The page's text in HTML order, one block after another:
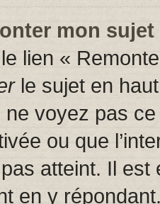
mon sujet
lien «
le sujet en
voyez pas
ou que
atteint. Il
en y